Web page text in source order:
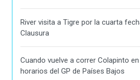
River visita a Tigre por la cuarta
Clausura
Cuando vuelve a correr Colapinto
horarios del GP de Países Bajos